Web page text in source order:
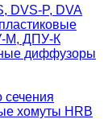
DVS-P, DVA
М, ДПУ-К
диффузоры
сечения
хомуты HRB